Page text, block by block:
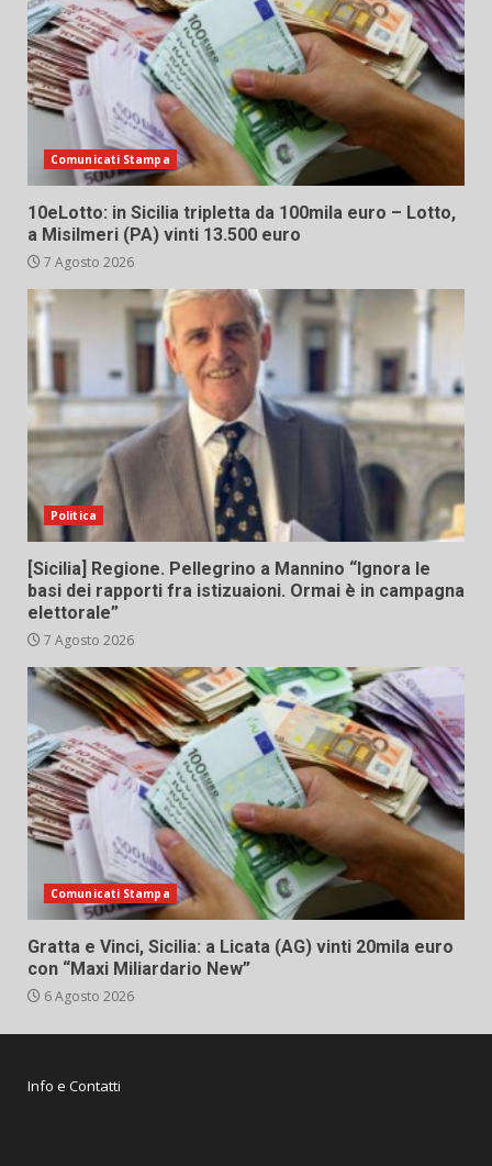
Comunicati Stampa
10eLotto: in Sicilia tripletta da 100mila euro – Lotto,
a Misilmeri (PA) vinti 13.500 euro
7 Agosto 2026
Politica
[Sicilia] Regione. Pellegrino a Mannino “Ignora le
basi dei rapporti fra istizuaioni. Ormai è in campagna
elettorale”
7 Agosto 2026
Comunicati Stampa
Gratta e Vinci, Sicilia: a Licata (AG) vinti 20mila euro
con “Maxi Miliardario New”
6 Agosto 2026
Info e Contatti